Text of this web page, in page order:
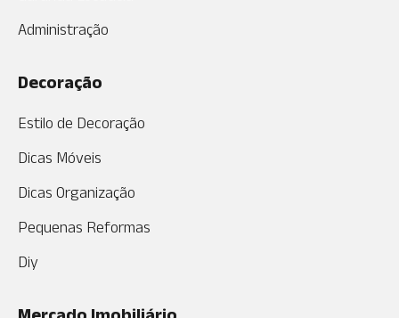
Administração
Decoração
Estilo de Decoração
Dicas Móveis
Dicas Organização
Pequenas Reformas
Diy